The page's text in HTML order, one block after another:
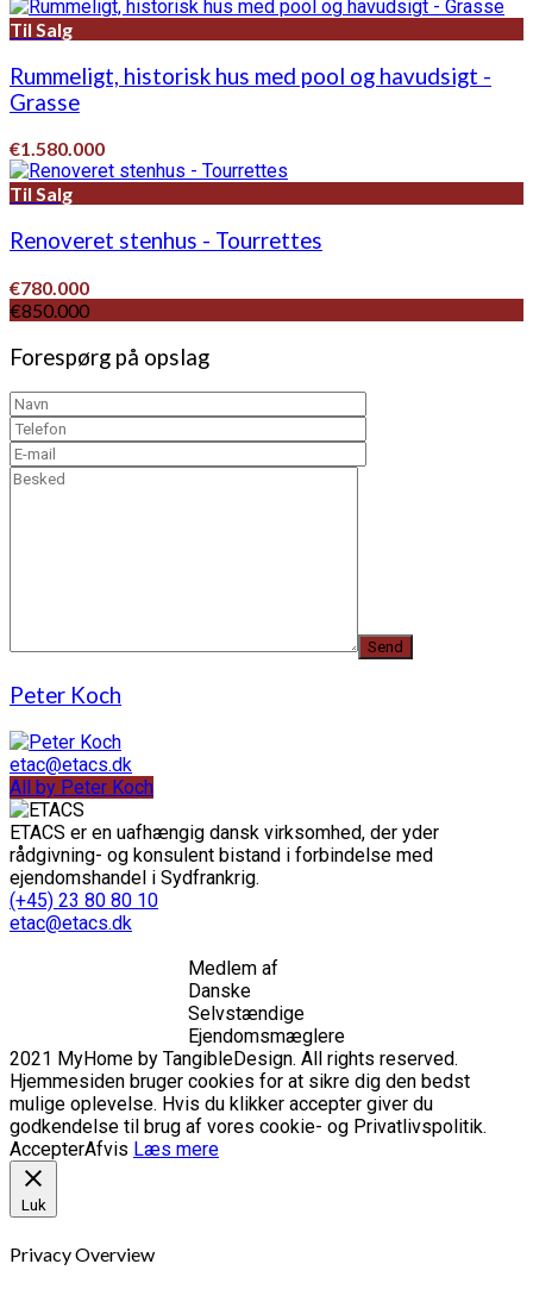
Til Salg
Rummeligt, historisk hus med pool og havudsigt -
Grasse
€1.580.000
Til Salg
Renoveret stenhus - Tourrettes
€780.000
€850.000
Forespørg på opslag
Peter Koch
etac@etacs.dk
All by Peter Koch
ETACS er en uafhængig dansk virksomhed, der yder
rådgivning- og konsulent bistand i forbindelse med
ejendomshandel i Sydfrankrig.
(+45) 23 80 80 10
etac@etacs.dk
Medlem af
Danske
Selvstændige
Ejendomsmæglere
2021 MyHome by TangibleDesign. All rights reserved.
Hjemmesiden bruger cookies for at sikre dig den bedst
mulige oplevelse. Hvis du klikker accepter giver du
godkendelse til brug af vores cookie- og Privatlivspolitik.
AccepterAfvis Læs mere
Luk
Privacy Overview